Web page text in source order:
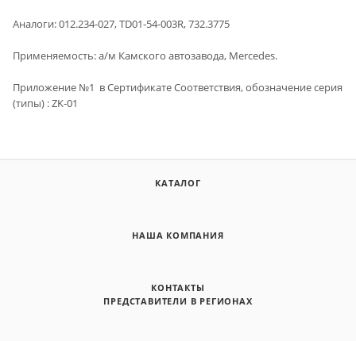
Аналоги: 012.234-027, TD01-54-003R, 732.3775
Применяемость: а/м Камского автозавода, Mercedes.
Приложение №1 в Сертификате Cоответствия, обозначение серия
(типы) : ZK-01
КАТАЛОГ
НАША КОМПАНИЯ
КОНТАКТЫ
ПРЕДСТАВИТЕЛИ В РЕГИОНАХ